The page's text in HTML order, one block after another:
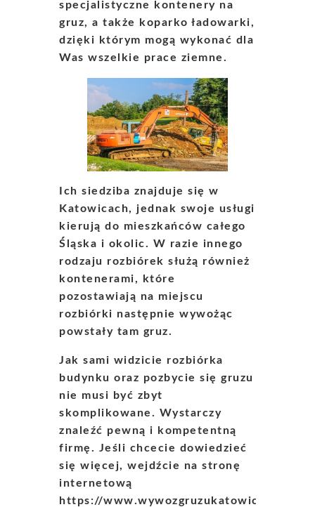
specjalistyczne kontenery na
gruz, a także koparko ładowarki,
dzięki którym mogą wykonać dla
Was wszelkie prace ziemne.
Ich siedziba znajduje się w
Katowicach, jednak swoje usługi
kierują do mieszkańców całego
Śląska i okolic. W razie innego
rodzaju rozbiórek służą również
kontenerami, które
pozostawiają na miejscu
rozbiórki następnie wywożąc
powstały tam gruz.
Jak sami widzicie rozbiórka
budynku oraz pozbycie się gruzu
nie musi być zbyt
skomplikowane. Wystarczy
znaleźć pewną i kompetentną
firmę. Jeśli chcecie dowiedzieć
się więcej, wejdźcie na stronę
internetową
https://www.wywozgruzukatowice.pl/.